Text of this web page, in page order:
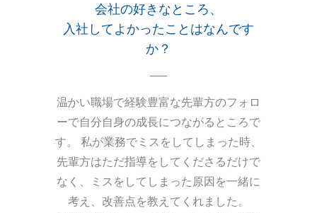
会社の好きなところ、
入社してよかったことはなんです
か？
温かい職場で経験豊富な先輩方のフォロ
ーで自分自身の成長につながるところで
す。
私が業務でミスをしてしまった時、
先輩方はただ指導をしてくださるだけで
なく、ミスをしてしまった原因を一緒に
考え、改善点を教えてくれました。